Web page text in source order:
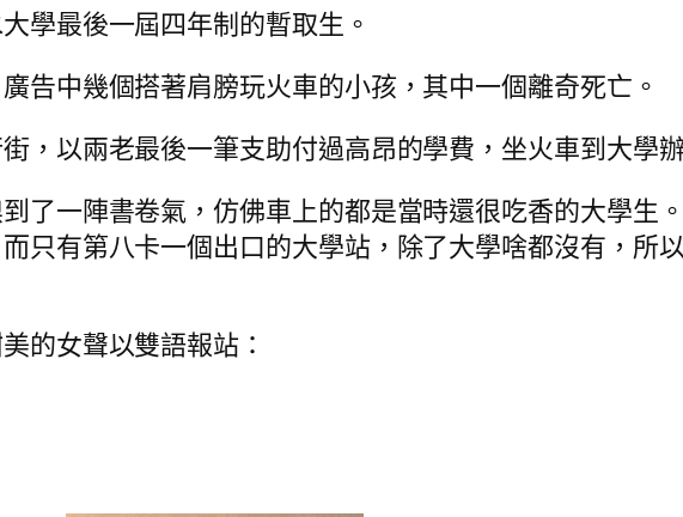
學最後一屆四年制的暫取生。
告中幾個搭著肩膀玩火車的小孩，其中一個離奇死亡。
，以兩老最後一筆支助付過高昂的學費，坐火車到大學
了一陣書卷氣，仿佛車上的都是當時還很吃香的大學生
只有第八卡一個出口的大學站，除了大學啥都沒有，所
的女聲以雙語報站：